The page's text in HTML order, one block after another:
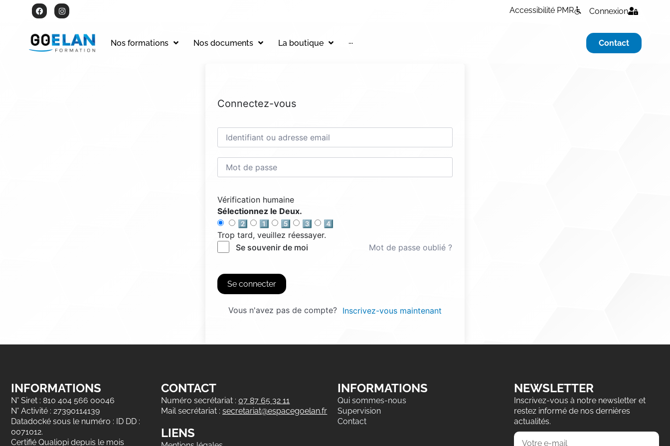
Accessibilité PMR Connexion
Nos formations Nos documents La boutique ··· Contact
Connectez-vous
Vérification humaine
Sélectionnez le Deux.
2️⃣
1️⃣ 5️⃣ 3️⃣
4️⃣
Trop tard, veuillez réessayer.
Se souvenir de moi
Mot de passe oublié ?
Se connecter
Vous n'avez pas de compte? Inscrivez-vous maintenant
INFORMATIONS
N° Siret : 810 404 566 00046
N° Activité : 27390114139
Datadocké sous le numéro : ID DD :
0071012.
Certifié Qualiopi depuis le mois
CONTACT
Numéro secrétariat : 07 87 65 32 11
Mail secrétariat :secretariat@espacegoelan.fr
LIENS
INFORMATIONS
Qui sommes-nous
Supervision
Contact
NEWSLETTER
Inscrivez-vous à notre newsletter et
restez informé de nos dernières
actualités.